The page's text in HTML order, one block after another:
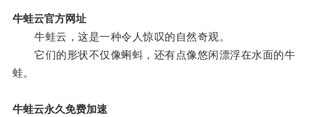
牛蛙云官方网址
牛蛙云，这是一种令人惊叹的自然奇观。
它们的形状不仅像蝌蚪，还有点像悠闲漂浮在水面的牛
蛙。
牛蛙云永久免费加速